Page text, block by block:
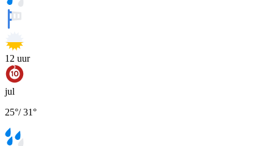
12 uur
jul
25°/31°